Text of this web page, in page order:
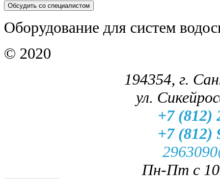
Обсудить со специалистом
Оборудование для систем
© 2020
194354, г.
ул.
+7 (812)
+7 (812)
Пн-Пт с